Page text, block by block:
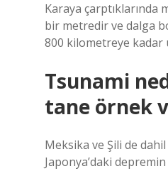
Karaya çarptıklarında
bir metredir ve dalga
800 kilometreye kadar
Tsunami
tane örnek
Meksika ve Şili de
Japonya’daki